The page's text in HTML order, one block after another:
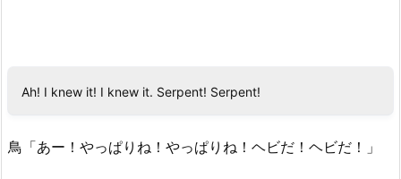
Ah! I knew it! I knew it. Serpent! Serpent!
鳥「あー！やっぱりね！やっぱりね！ヘビだ！ヘビだ！」